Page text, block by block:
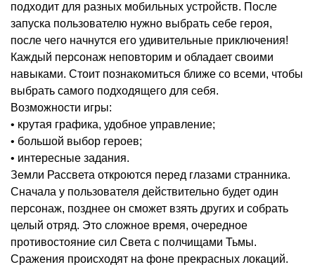
подходит для разных мобильных устройств. После
запуска пользователю нужно выбрать себе героя,
после чего начнутся его удивительные приключения!
Каждый персонаж неповторим и обладает своими
навыками. Стоит познакомиться ближе со всеми, чтобы
выбрать самого подходящего для себя.
Возможности игры:
• крутая графика, удобное управление;
• большой выбор героев;
• интересные задания.
Земли Рассвета откроются перед глазами странника.
Сначала у пользователя действительно будет один
персонаж, позднее он сможет взять других и собрать
целый отряд. Это сложное время, очередное
противостояние сил Света с полчищами Тьмы.
Сражения происходят на фоне прекрасных локаций.